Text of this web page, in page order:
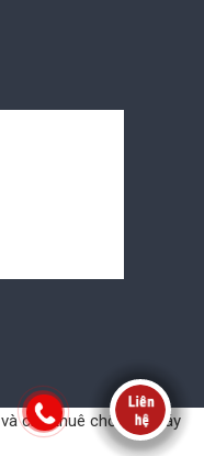
vàcho thuê chổ đặt máy